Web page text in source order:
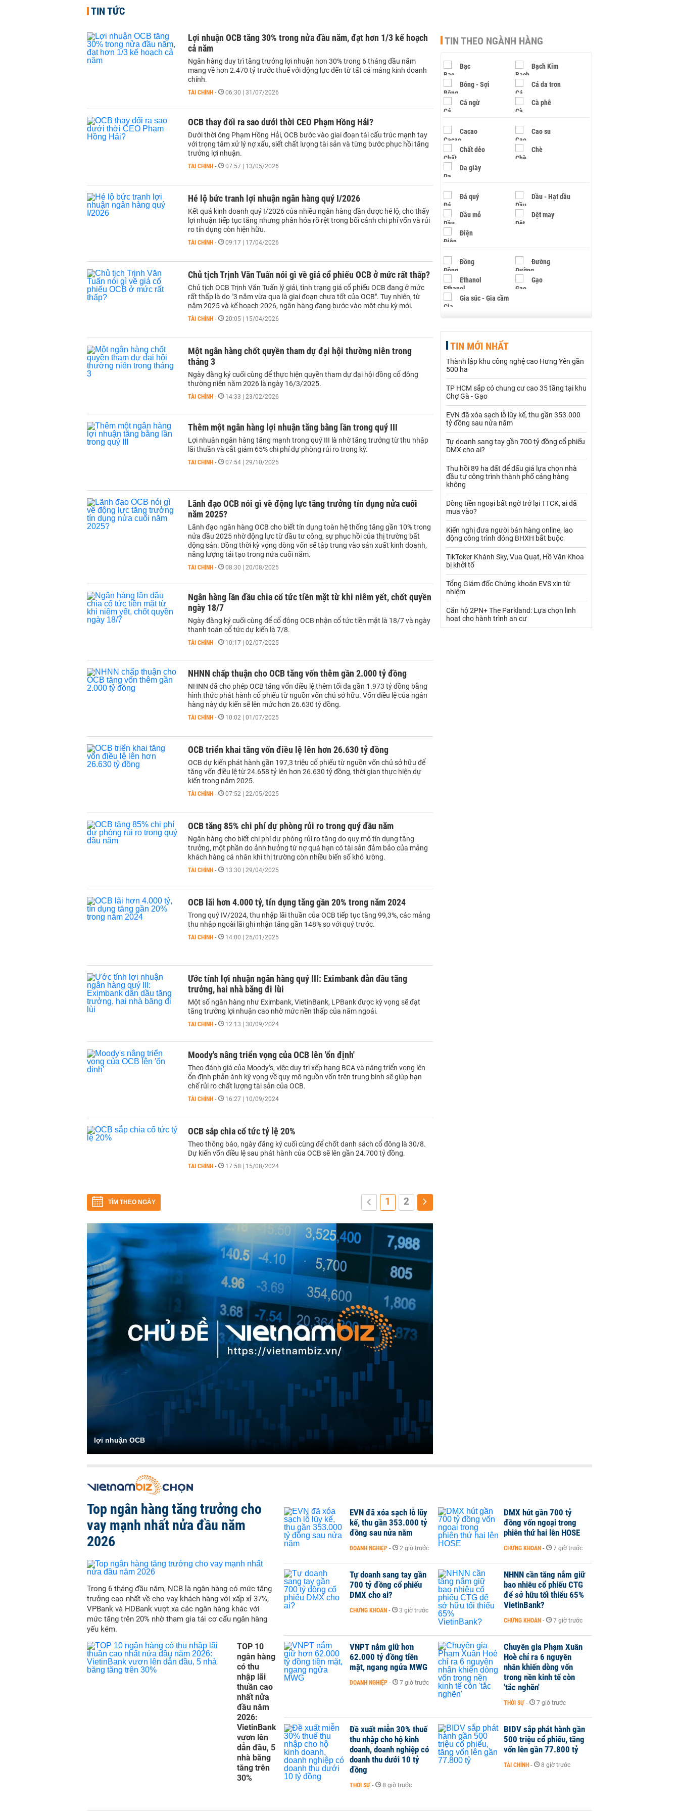
TIN TỨC
Lợi nhuận OCB tăng 30% trong nửa đầu năm, đạt hơn 1/3 kế hoạch
cả năm
Ngân hàng duy trì tăng trưởng lợi nhuận hơn 30% trong 6 tháng đầu năm
mang về hơn 2.470 tỷ trước thuế với động lực đến từ tất cả mảng kinh doanh
chính.
TÀI CHÍNH - 06:30 | 31/07/2026
OCB thay đổi ra sao dưới thời CEO Phạm Hồng Hải?
Dưới thời ông Phạm Hồng Hải, OCB bước vào giai đoạn tái cấu trúc mạnh tay
với trọng tâm xử lý nợ xấu, siết chất lượng tài sản và từng bước phục hồi tăng
trưởng lợi nhuận.
TÀI CHÍNH - 07:57 | 13/05/2026
Hé lộ bức tranh lợi nhuận ngân hàng quý I/2026
Kết quả kinh doanh quý I/2026 của nhiều ngân hàng dần được hé lộ, cho thấy
lợi nhuận tiếp tục tăng nhưng phân hóa rõ rệt trong bối cảnh chi phí vốn và rủi
ro tín dụng còn hiện hữu.
TÀI CHÍNH - 09:17 | 17/04/2026
Chủ tịch Trịnh Văn Tuấn nói gì về giá cổ phiếu OCB ở mức rất thấp?
Chủ tịch OCB Trịnh Văn Tuấn lý giải, tình trạng giá cổ phiếu OCB đang ở mức
rất thấp là do "3 năm vừa qua là giai đoạn chưa tốt của OCB". Tuy nhiên, từ
năm 2025 và kế hoạch 2026, ngân hàng đang bước vào một chu kỳ mới.
TÀI CHÍNH - 20:05 | 15/04/2026
Một ngân hàng chốt quyền tham dự đại hội thường niên trong
tháng 3
Ngày đăng ký cuối cùng để thực hiện quyền tham dự đại hội đồng cổ đông
thường niên năm 2026 là ngày 16/3/2025.
TÀI CHÍNH - 14:33 | 23/02/2026
Thêm một ngân hàng lợi nhuận tăng bằng lần trong quý III
Lợi nhuận ngân hàng tăng mạnh trong quý III là nhờ tăng trưởng từ thu nhập
lãi thuần và cắt giảm 65% chi phí dự phòng rủi ro trong kỳ.
TÀI CHÍNH - 07:54 | 29/10/2025
Lãnh đạo OCB nói gì về động lực tăng trưởng tín dụng nửa cuối
năm 2025?
Lãnh đạo ngân hàng OCB cho biết tín dụng toàn hệ thống tăng gần 10% trong
nửa đầu 2025 nhờ động lực từ đầu tư công, sự phục hồi của thị trường bất
động sản. Đồng thời kỳ vọng dòng vốn sẽ tập trung vào sản xuất kinh doanh,
năng lượng tái tạo trong nửa cuối năm.
TÀI CHÍNH - 08:30 | 20/08/2025
Ngân hàng lần đầu chia cổ tức tiền mặt từ khi niêm yết, chốt quyền
ngày 18/7
Ngày đăng ký cuối cùng để cổ đông OCB nhận cổ tức tiền mặt là 18/7 và ngày
thanh toán cổ tức dự kiến là 7/8.
TÀI CHÍNH - 10:17 | 02/07/2025
NHNN chấp thuận cho OCB tăng vốn thêm gần 2.000 tỷ đồng
NHNN đã cho phép OCB tăng vốn điều lệ thêm tối đa gần 1.973 tỷ đồng bằng
hình thức phát hành cổ phiếu từ nguồn vốn chủ sở hữu. Vốn điều lệ của ngân
hàng này dự kiến sẽ lên mức hơn 26.630 tỷ đồng.
TÀI CHÍNH - 10:02 | 01/07/2025
OCB triển khai tăng vốn điều lệ lên hơn 26.630 tỷ đồng
OCB dự kiến phát hành gần 197,3 triệu cổ phiếu từ nguồn vốn chủ sở hữu để
tăng vốn điều lệ từ 24.658 tỷ lên hơn 26.630 tỷ đồng, thời gian thực hiện dự
kiến trong năm 2025.
TÀI CHÍNH - 07:52 | 22/05/2025
OCB tăng 85% chi phí dự phòng rủi ro trong quý đầu năm
Ngân hàng cho biết chi phí dự phòng rủi ro tăng do quy mô tín dụng tăng
trưởng, một phần do ảnh hưởng từ nợ quá hạn có tài sản đảm bảo của mảng
khách hàng cá nhân khi thị trường còn nhiều biến số khó lường.
TÀI CHÍNH - 13:30 | 29/04/2025
OCB lãi hơn 4.000 tỷ, tín dụng tăng gần 20% trong năm 2024
Trong quý IV/2024, thu nhập lãi thuần của OCB tiếp tục tăng 99,3%, các mảng
thu nhập ngoài lãi ghi nhận tăng gần 148% so với quý trước.
TÀI CHÍNH - 14:00 | 25/01/2025
Ước tính lợi nhuận ngân hàng quý III: Eximbank dẫn dầu tăng
trưởng, hai nhà băng đi lùi
Một số ngân hàng như Eximbank, VietinBank, LPBank được kỳ vọng sẽ đạt
tăng trưởng lợi nhuận cao nhờ mức nền thấp của năm ngoái.
TÀI CHÍNH - 12:13 | 30/09/2024
Moody's nâng triển vọng của OCB lên 'ổn định'
Theo đánh giá của Moody’s, việc duy trì xếp hạng BCA và nâng triển vọng lên
ổn định phản ánh kỳ vọng về quy mô nguồn vốn trên trung bình sẽ giúp hạn
chế rủi ro chất lượng tài sản của OCB.
TÀI CHÍNH - 16:27 | 10/09/2024
OCB sắp chia cổ tức tỷ lệ 20%
Theo thông báo, ngày đăng ký cuối cùng để chốt danh sách cổ đông là 30/8.
Dự kiến vốn điều lệ sau phát hành của OCB sẽ lên gần 24.700 tỷ đồng.
TÀI CHÍNH - 17:58 | 15/08/2024
TÌM THEO NGÀY 1 2
lợi nhuận OCB
TIN THEO NGÀNH HÀNG
Bạc Bạch Kim
Bông - Sợi Cá da trơn
Cá ngừ Cà phê
Cacao Cao su
Chất dẻo Chè
Da giày
Đá quý Dầu - Hạt dầu
Dầu mỏ Dệt may
Điện
Đồng Đường
Ethanol Gạo
Gia súc - Gia cầm
Hạt điều
Khí đốt
Kim loại khác Mắc ca
Muối Ngũ cốc
Nhựa - Hạt nhựa
Palladium Phân bón
Rau - Củ -Quả Sắt thép
Sữa
Than Thức ăn chăn nuôi
Thủy hải sản khác Tôm
Vàng
VLXD khác Xăng dầu
Xi măng - Clynker
TIN MỚI NHẤT
Thành lập khu công nghệ cao Hưng Yên gần
500 ha
TP HCM sắp có chung cư cao 35 tầng tại khu
Chợ Gà - Gạo
EVN đã xóa sạch lỗ lũy kế, thu gần 353.000
tỷ đồng sau nửa năm
Tự doanh sang tay gần 700 tỷ đồng cổ phiếu
DMX cho ai?
Thu hồi 89 ha đất để đấu giá lựa chọn nhà
đầu tư công trình thành phố cảng hàng
không
Dòng tiền ngoại bất ngờ trở lại TTCK, ai đã
mua vào?
Kiến nghị đưa người bán hàng online, lao
động công trình đóng BHXH bắt buộc
TikToker Khánh Sky, Vua Quạt, Hồ Văn Khoa
bị khởi tố
Tổng Giám đốc Chứng khoán EVS xin từ
nhiệm
Căn hộ 2PN+ The Parkland: Lựa chọn linh
hoạt cho hành trình an cư
Top ngân hàng tăng trưởng cho
vay mạnh nhất nửa đầu năm
2026
Trong 6 tháng đầu năm, NCB là ngân hàng có mức tăng
trưởng cao nhất về cho vay khách hàng với xấp xỉ 37%,
VPBank và HDBank vượt xa các ngân hàng khác với
mức tăng trên 20% nhờ tham gia tái cơ cấu ngân hàng
yếu kém.
TOP 10
ngân hàng
có thu
nhập lãi
thuần cao
nhất nửa
đầu năm
2026:
VietinBank
vươn lên
dẫn đầu, 5
nhà băng
tăng trên
30%
EVN đã xóa sạch lỗ lũy
kế, thu gần 353.000 tỷ
đồng sau nửa năm
DOANH NGHIỆP - 2 giờ trước
DMX hút gần 700 tỷ
đồng vốn ngoại trong
phiên thứ hai lên HOSE
CHỨNG KHOÁN - 7 giờ trước
Tự doanh sang tay gần
700 tỷ đồng cổ phiếu
DMX cho ai?
CHỨNG KHOÁN - 3 giờ trước
NHNN cần tăng nắm giữ
bao nhiêu cổ phiếu CTG
để sở hữu tối thiểu 65%
VietinBank?
CHỨNG KHOÁN - 7 giờ trước
VNPT nắm giữ hơn
62.000 tỷ đồng tiền
mặt, ngang ngửa MWG
DOANH NGHIỆP - 7 giờ trước
Chuyên gia Phạm Xuân
Hoè chỉ ra 6 nguyên
nhân khiến dòng vốn
trong nền kinh tế còn
'tắc nghẽn'
THỜI SỰ - 7 giờ trước
Đề xuất miễn 30% thuế
thu nhập cho hộ kinh
doanh, doanh nghiệp có
doanh thu dưới 10 tỷ
đồng
THỜI SỰ - 8 giờ trước
BIDV sắp phát hành gần
500 triệu cổ phiếu, tăng
vốn lên gần 77.800 tỷ
TÀI CHÍNH - 8 giờ trước